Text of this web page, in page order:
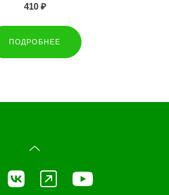
410 ₽
ПОДРОБНЕЕ